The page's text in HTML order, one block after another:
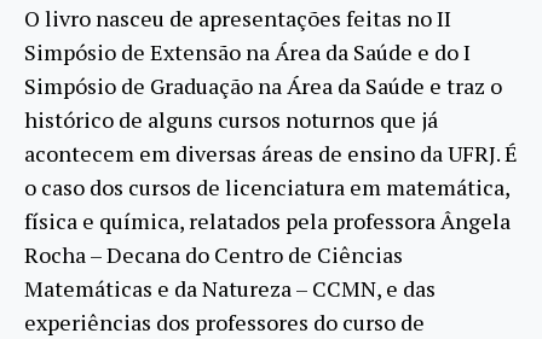
O livro nasceu de apresentações feitas no II
Simpósio de Extensão na Área da Saúde e do I
Simpósio de Graduação na Área da Saúde e traz o
histórico de alguns cursos noturnos que já
acontecem em diversas áreas de ensino da UFRJ. É
o caso dos cursos de licenciatura em matemática,
física e química, relatados pela professora Ângela
Rocha – Decana do Centro de Ciências
Matemáticas e da Natureza – CCMN, e das
experiências dos professores do curso de